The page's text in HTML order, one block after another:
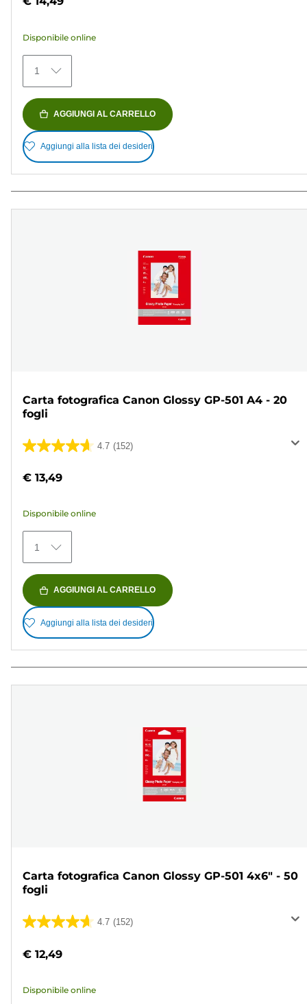
5
154
recensioni
Disponibile online
1
AGGIUNGI AL CARRELLO
Aggiungi alla lista dei desideri
Carta fotografica Canon Glossy GP-501 A4 - 20
fogli
4.7 (152)
4.7
5
152
recensioni
€ 13,49
Disponibile online
1
AGGIUNGI AL CARRELLO
Aggiungi alla lista dei desideri
Carta fotografica Canon Glossy GP-501 4x6" - 50
fogli
4.7 (152)
4.7
5
152
€ 12,49
Disponibile online